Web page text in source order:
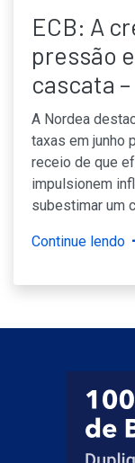
ECB: A
pressão
cascata
A Nordea
taxas em junho
receio de que
impulsionem
subestimar um
Continue lendo